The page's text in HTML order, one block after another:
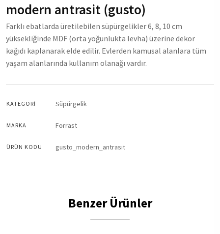
modern antrasit (gusto)
Farklı ebatlarda üretilebilen süpürgelikler 6, 8, 10 cm
yüksekliğinde MDF (orta yoğunlukta levha) üzerine dekor
kağıdı kaplanarak elde edilir. Evlerden kamusal alanlara tüm
yaşam alanlarında kullanım olanağı vardır.
KATEGORI Süpürgelik
MARKA Forrast
ÜRÜN KODU gusto_modern_antrasıt
Benzer Ürünler